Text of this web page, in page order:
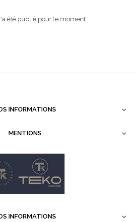
été publié pour le moment.
INFORMATIONS 
MENTIONS 
INFORMATIONS 